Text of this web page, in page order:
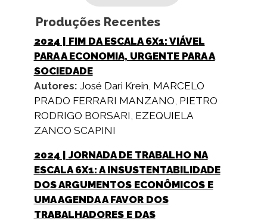
Produções Recentes
2024 | FIM DA ESCALA 6X1: VIÁVEL
PARA A ECONOMIA, URGENTE PARA A
SOCIEDADE
Autores: José Dari Krein MARCELO
PRADO FERRARI MANZANO PIETRO
RODRIGO BORSARI EZEQUIELA
ZANCO SCAPINI
2024 | JORNADA DE TRABALHO NA
ESCALA 6X1: A INSUSTENTABILIDADE
DOS ARGUMENTOS ECONÔMICOS E
UMA AGENDA A FAVOR DOS
TRABALHADORES E DAS